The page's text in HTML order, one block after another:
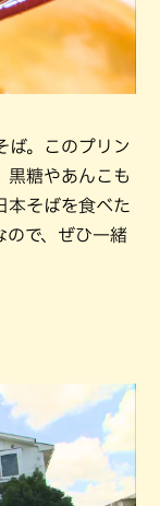
ば。このプリン
黒糖やあんこも
本そばを食べた
で、ぜひ一緒